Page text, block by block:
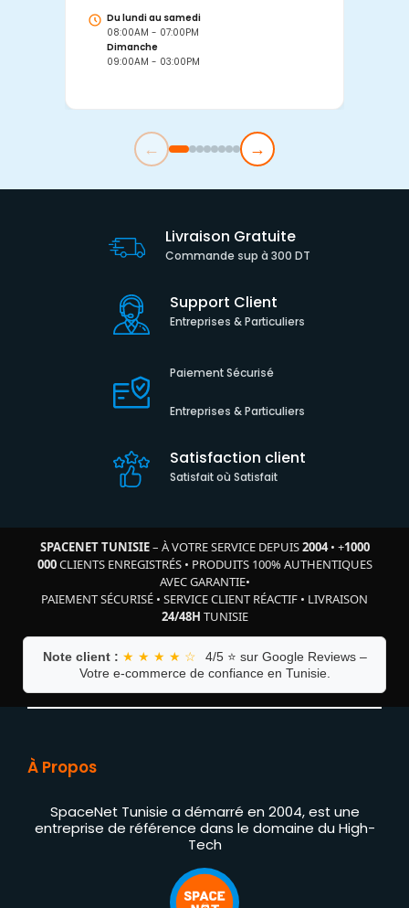
Du lundi au samedi
08:00AM - 07:00PM
Dimanche
09:00AM - 03:00PM
← →
Livraison Gratuite
Commande sup à 300 DT
Support Client
Entreprises & Particuliers
Paiement Sécurisé
Entreprises & Particuliers
Satisfaction client
Satisfait où Satisfait
SPACENET TUNISIE– À VOTRE SERVICE DEPUIS2004• +1000
000CLIENTS ENREGISTRÉS• PRODUITS 100% AUTHENTIQUES
AVEC GARANTIE•
PAIEMENT SÉCURISÉ • SERVICE CLIENT RÉACTIF • LIVRAISON
24/48H TUNISIE
Note client : ★ ★ ★ ★ ☆
4/5 ⭐ sur Google Reviews –
Votre e-commerce de confiance en Tunisie.
À Propos
SpaceNet Tunisie a démarré en 2004, est une
entreprise de référence dans le domaine du High-
Tech